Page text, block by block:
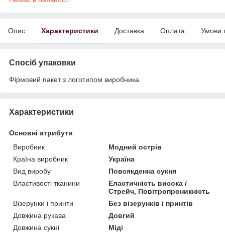
Опис Характеристики Доставка Оплата Умови
Спосіб упаковки
Фірмовий пакет з логотипом виробника
Характеристики
Основні атрибути
Виробник
Модний острів
Країна виробник
Україна
Вид виробу
Повсякденна сукня
Властивості тканини
Еластичність висока /
Стрейч, Повітропроникність
Візерунки і принти
Без візерунків і принтів
Довжина рукава
Довгий
Довжина сукні
Міді